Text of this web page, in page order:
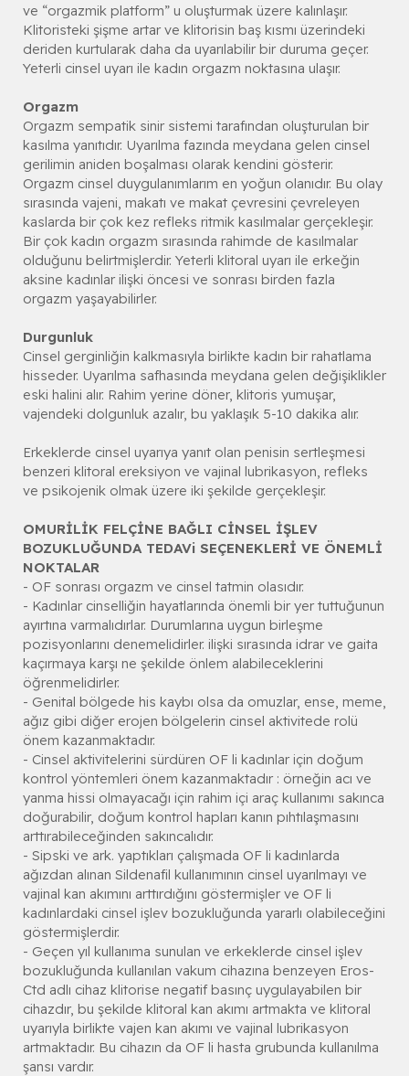
ve “orgazmik platform” u oluşturmak üzere kalınlaşır.
Klitoristeki şişme artar ve klitorisin baş kısmı üzerindeki
deriden kurtularak daha da uyarılabilir bir duruma geçer.
Yeterli cinsel uyarı ile kadın orgazm noktasına ulaşır.
Orgazm
Orgazm sempatik sinir sistemi tarafından oluşturulan bir
kasılma yanıtıdır. Uyarılma fazında meydana gelen cinsel
gerilimin aniden boşalması olarak kendini gösterir.
Orgazm cinsel duygulanımlarım en yoğun olanıdır. Bu olay
sırasında vajeni, makatı ve makat çevresini çevreleyen
kaslarda bir çok kez refleks ritmik kasılmalar gerçekleşir.
Bir çok kadın orgazm sırasında rahimde de kasılmalar
olduğunu belirtmişlerdir. Yeterli klitoral uyarı ile erkeğin
aksine kadınlar ilişki öncesi ve sonrası birden fazla
orgazm yaşayabilirler.
Durgunluk
Cinsel gerginliğin kalkmasıyla birlikte kadın bir rahatlama
hisseder. Uyarılma safhasında meydana gelen değişiklikler
eski halini alır. Rahim yerine döner, klitoris yumuşar,
vajendeki dolgunluk azalır, bu yaklaşık 5-10 dakika alır.
Erkeklerde cinsel uyarıya yanıt olan penisin sertleşmesi
benzeri klitoral ereksiyon ve vajinal lubrikasyon, refleks
ve psikojenik olmak üzere iki şekilde gerçekleşir.
OMURİLİK FELÇİNE BAĞLI CİNSEL İŞLEV
BOZUKLUĞUNDA TEDAVi SEÇENEKLERİ VE ÖNEMLİ
NOKTALAR
- OF sonrası orgazm ve cinsel tatmin olasıdır.
- Kadınlar cinselliğin hayatlarında önemli bir yer tuttuğunun
ayırtına varmalıdırlar. Durumlarına uygun birleşme
pozisyonlarını denemelidirler. ilişki sırasında idrar ve gaita
kaçırmaya karşı ne şekilde önlem alabileceklerini
öğrenmelidirler.
- Genital bölgede his kaybı olsa da omuzlar, ense, meme,
ağız gibi diğer erojen bölgelerin cinsel aktivitede rolü
önem kazanmaktadır.
- Cinsel aktivitelerini sürdüren OF li kadınlar için doğum
kontrol yöntemleri önem kazanmaktadır : örneğin acı ve
yanma hissi olmayacağı için rahim içi araç kullanımı sakınca
doğurabilir, doğum kontrol hapları kanın pıhtılaşmasını
arttırabileceğinden sakıncalıdır.
- Sipski ve ark. yaptıkları çalışmada OF li kadınlarda
ağızdan alınan Sildenafil kullanımının cinsel uyarılmayı ve
vajinal kan akımını arttırdığını göstermişler ve OF li
kadınlardaki cinsel işlev bozukluğunda yararlı olabileceğini
göstermişlerdir.
- Geçen yıl kullanıma sunulan ve erkeklerde cinsel işlev
bozukluğunda kullanılan vakum cihazına benzeyen Eros-
Ctd adlı cihaz klitorise negatif basınç uygulayabilen bir
cihazdır, bu şekilde klitoral kan akımı artmakta ve klitoral
uyarıyla birlikte vajen kan akımı ve vajinal lubrikasyon
artmaktadır. Bu cihazın da OF li hasta grubunda kullanılma
şansı vardır.